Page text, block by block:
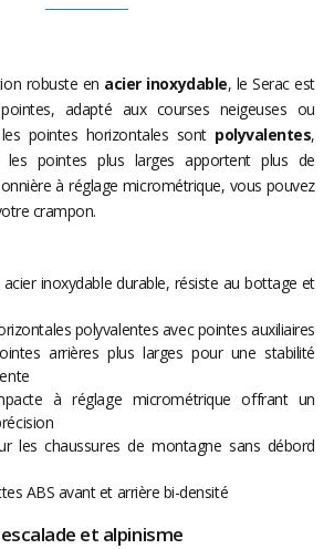
robuste en acier inoxydable, le Serac est
adapté aux courses neigeuses ou
pointes horizontales sont polyvalentes,
les pointes plus larges apportent plus de
à réglage micrométrique, vous pouvez
crampon.
inoxydable durable, résiste au bottage et
polyvalentes avec pointes auxiliaires
arrières plus larges pour une stabilité
à réglage micrométrique offrant un
les chaussures de montagne sans débord
ABS avant et arrière bi-densité
et alpinisme